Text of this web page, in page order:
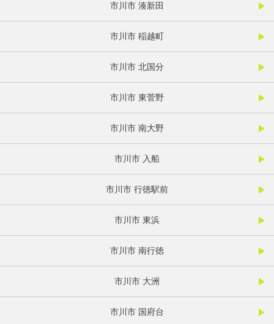
市川市 湊新田
市川市 稲越町
市川市 北国分
市川市 東菅野
市川市 南大野
市川市 入船
市川市 行徳駅前
市川市 東浜
市川市 南行徳
市川市 大洲
市川市 国府台